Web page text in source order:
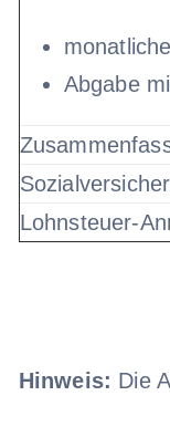
Abgabe
Lohnsteuer-
Hinweis: Die